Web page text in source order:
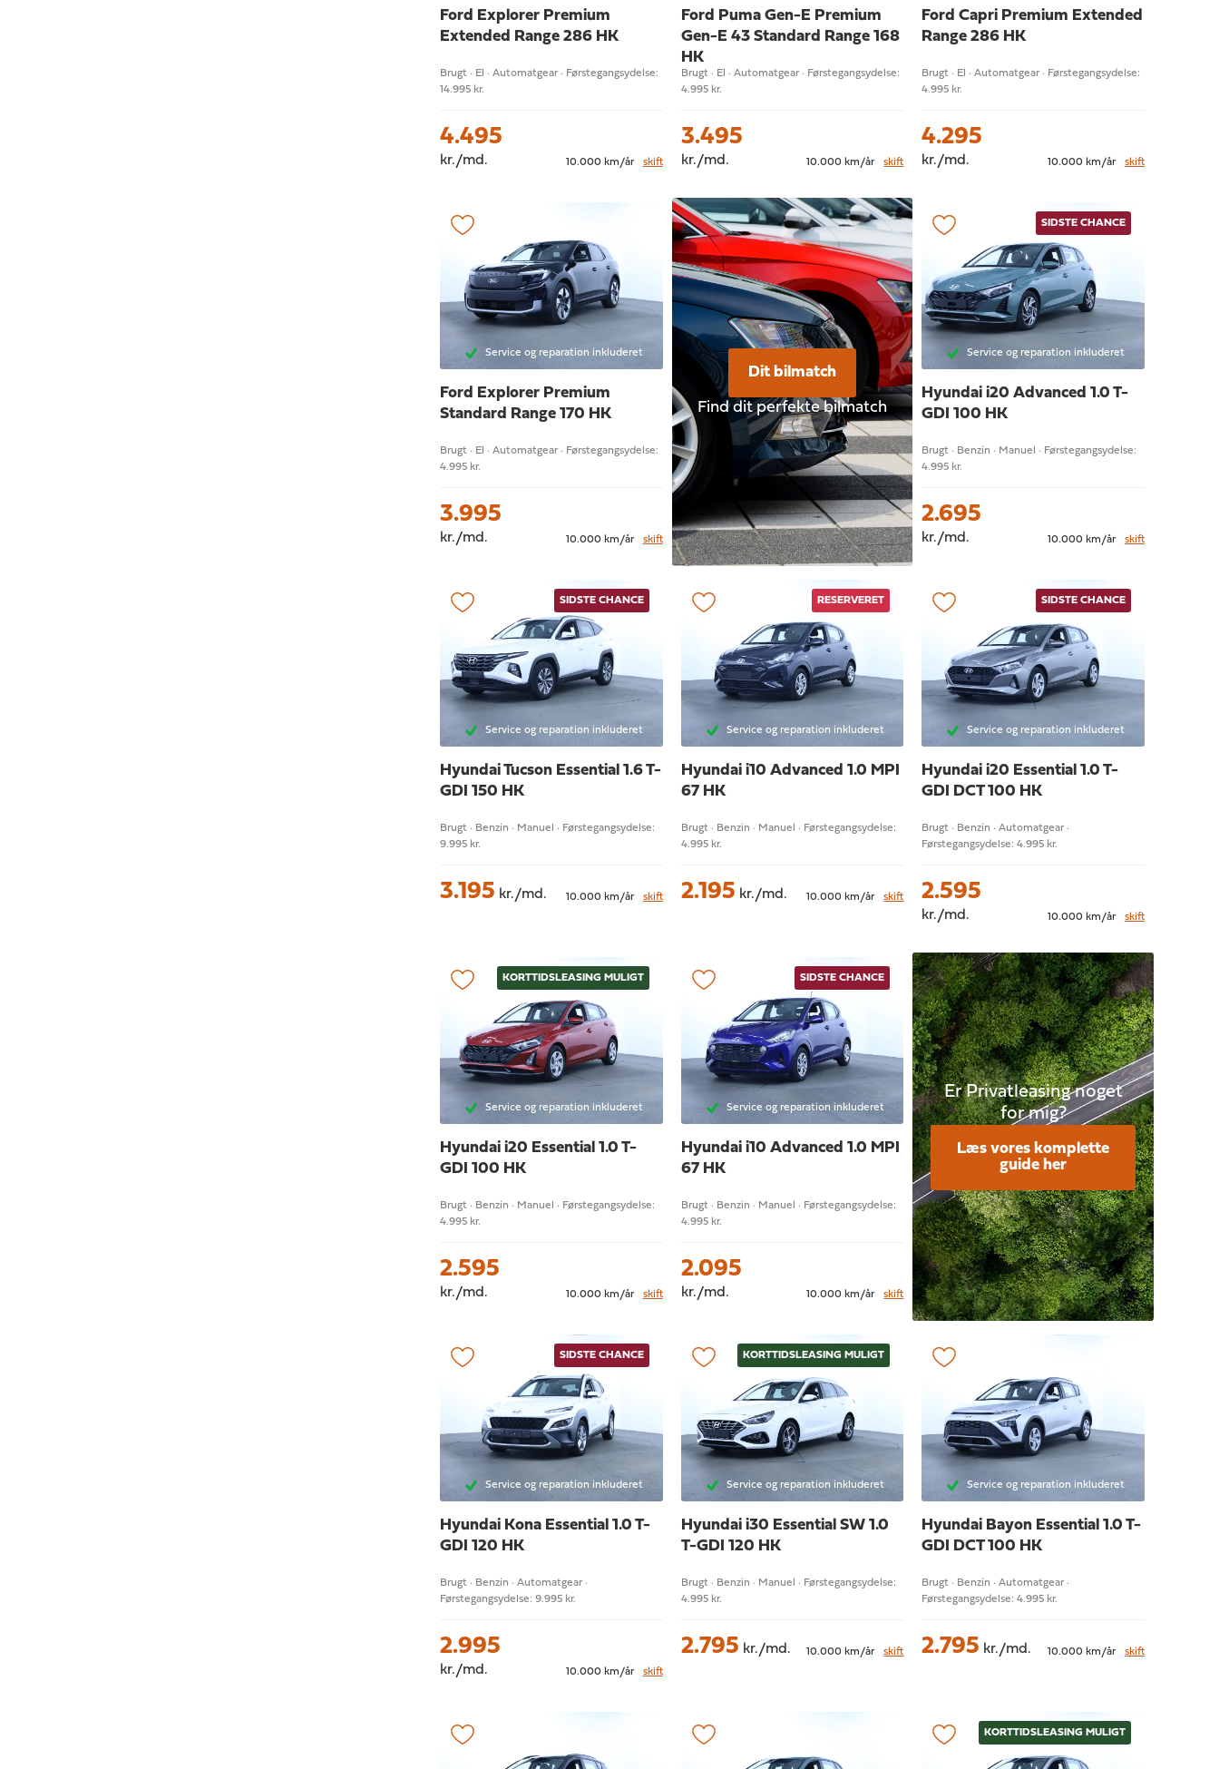
Ford Explorer Premium
Extended Range 286 HK
Brugt · El · Automatgear · Førstegangsydelse:
14.995 kr.
4.495
kr./md. 10.000 km/år skift
Ford Puma Gen-E Premium
Gen-E 43 Standard Range 168
HK
Brugt · El · Automatgear · Førstegangsydelse:
4.995 kr.
3.495
kr./md. 10.000 km/år skift
Ford Capri Premium Extended
Range 286 HK
Brugt · El · Automatgear · Førstegangsydelse:
4.995 kr.
4.295
kr./md. 10.000 km/år skift
Service og reparation inkluderet
Ford Explorer Premium
Standard Range 170 HK
Brugt · El · Automatgear · Førstegangsydelse:
4.995 kr.
3.995
kr./md. 10.000 km/år skift
Dit bilmatch
Find dit perfekte bilmatch
SIDSTE CHANCE
Service og reparation inkluderet
Hyundai i20Advanced 1.0 T-
GDI 100 HK
Brugt · Benzin · Manuel · Førstegangsydelse:
4.995 kr.
2.695
kr./md. 10.000 km/år skift
SIDSTE CHANCE
Service og reparation inkluderet
Hyundai Tucson Essential 1.6 T-
GDI 150 HK
Brugt · Benzin · Manuel · Førstegangsydelse:
9.995 kr.
3.195 kr./md. 10.000 km/år skift
RESERVERET
Service og reparation inkluderet
Hyundai i10 Advanced 1.0 MPI
67 HK
Brugt · Benzin · Manuel · Førstegangsydelse:
4.995 kr.
2.195 kr./md. 10.000 km/år skift
SIDSTE CHANCE
Service og reparation inkluderet
Hyundai i20 Essential 1.0 T-
GDI DCT 100 HK
Brugt · Benzin · Automatgear ·
Førstegangsydelse: 4.995 kr.
2.595
kr./md. 10.000 km/år skift
KORTTIDSLEASING MULIGT
Service og reparation inkluderet
Hyundai i20 Essential 1.0 T-
GDI 100 HK
Brugt · Benzin · Manuel · Førstegangsydelse:
4.995 kr.
2.595
kr./md. 10.000 km/år skift
SIDSTE CHANCE
Service og reparation inkluderet
Hyundai i10 Advanced 1.0 MPI
67 HK
Brugt · Benzin · Manuel · Førstegangsydelse:
4.995 kr.
2.095
kr./md. 10.000 km/år skift
Er Privatleasing noget
for mig?
Læs vores komplette
guide her
SIDSTE CHANCE
Service og reparation inkluderet
Hyundai Kona Essential 1.0 T-
GDI 120 HK
Brugt · Benzin · Automatgear ·
Førstegangsydelse: 9.995 kr.
2.995
kr./md. 10.000 km/år skift
KORTTIDSLEASING MULIGT
Service og reparation inkluderet
Hyundai i30 Essential SW 1.0
T-GDI 120 HK
Brugt · Benzin · Manuel · Førstegangsydelse:
4.995 kr.
2.795 kr./md. 10.000 km/år skift
Service og reparation inkluderet
Hyundai Bayon Essential 1.0 T-
GDI DCT 100 HK
Brugt · Benzin · Automatgear ·
Førstegangsydelse: 4.995 kr.
2.795 kr./md. 10.000 km/år skift
KORTTIDSLEASING MULIGT